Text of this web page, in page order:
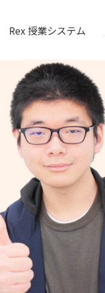
Rex 授業システム